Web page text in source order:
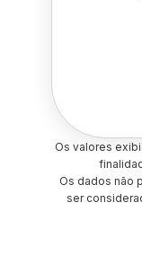
Os valores
Os dados não
ser